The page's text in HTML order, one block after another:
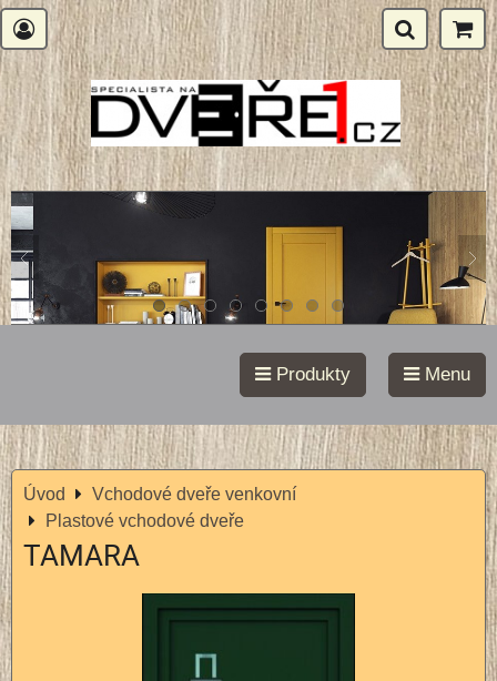
Produkty Menu
Úvod
Vchodové dveře venkovní
Plastové vchodové dveře
TAMARA